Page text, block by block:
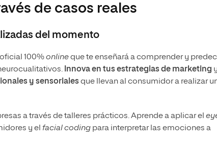
de casos reales
del momento
100%onlineque te enseñará a comprender y
Innova en tus estrategias de marketing
y sensorialesque llevan al consumidor a realizar
a través de talleres prácticos. Aprende a aplicar el
y el facial coding para interpretar las emociones a